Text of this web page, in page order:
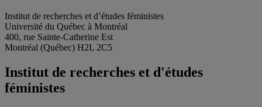
Institut de recherches et d’études féministes
Université du Québec à Montréal
400, rue Sainte-Catherine Est
Montréal (Québec) H2L 2C5
Institut de recherches et d'études
féministes